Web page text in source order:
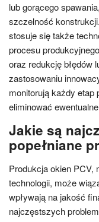
lub gorącego
szczelność
stosuje się także
procesu
oraz redukcję błędów
zastosowaniu
monitorują każdy etap
eliminować
Jakie są
popełniane
Produkcja okien
technologii, może
wpływają na jakość
najczęstszych